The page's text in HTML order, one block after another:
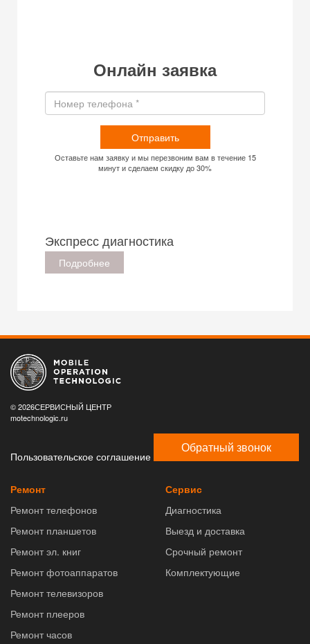
Онлайн заявка
Отправить
Оставьте нам заявку и мы перезвоним вам в течение 15
минут и сделаем скидку до 30%
Экспресс диагностика
Подробнее
© 2026СЕРВИСНЫЙ ЦЕНТР
motechnologic.ru
Пользовательское соглашение
Обратный звонок
Ремонт
Ремонт телефонов
Ремонт планшетов
Ремонт эл. книг
Ремонт фотоаппаратов
Ремонт телевизоров
Ремонт плееров
Ремонт часов
Сервис
Диагностика
Выезд и доставка
Срочный ремонт
Комплектующие